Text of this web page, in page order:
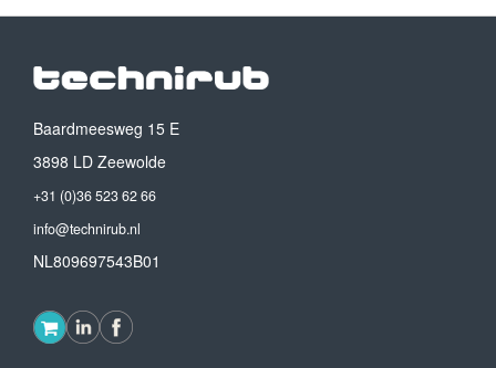
Baardmeesweg 15 E
3898 LD Zeewolde
+31 (0)36 523 62 66
info@technirub.nl
NL809697543B01